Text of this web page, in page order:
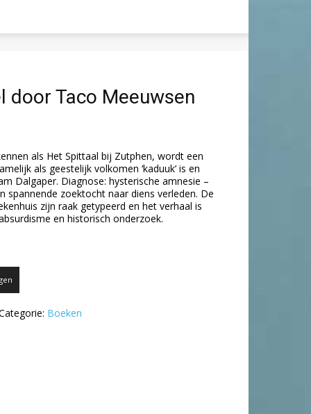
door Taco Meeuwsen
als Het Spittaal bij Zutphen, wordt een
als geestelijk volkomen ‘kaduuk’ is en
Dalgaper. Diagnose: hysterische amnesie –
spannende zoektocht naar diens verleden. De
zijn raak getypeerd en het verhaal is
en historisch onderzoek.
Boeken